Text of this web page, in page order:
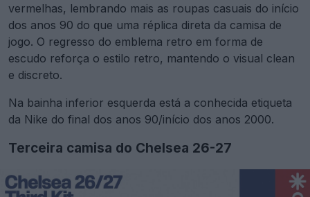
vermelhas, lembrando mais as roupas casuais do início
dos anos 90 do que uma réplica direta da camisa de
jogo. O regresso do emblema retro em forma de
escudo reforça o estilo retro, mantendo o visual clean
e discreto.
Na bainha inferior esquerda está a conhecida etiqueta
da Nike do final dos anos 90/início dos anos 2000.
Terceira camisa do Chelsea 26-27